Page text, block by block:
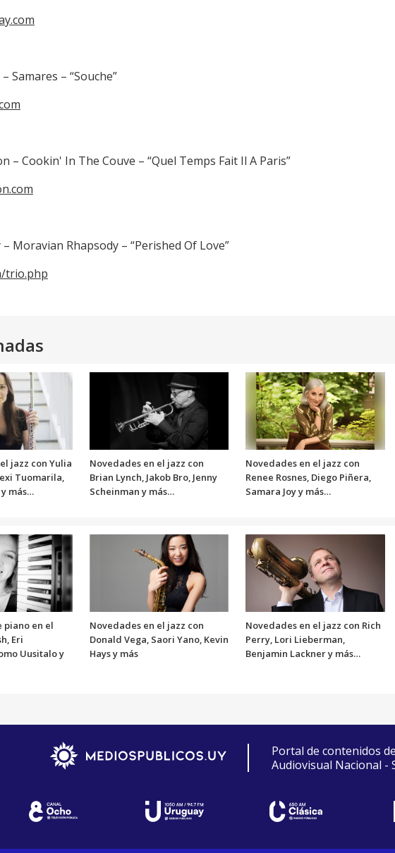
Samares – “Souche”
– Cookin' In The Couve – “Quel Temps Fait Il A Paris”
– Moravian Rhapsody – “Perished Of Love”
trio.php
jazz con Yulia
Tuomarila,
más…
Novedades en el jazz con
Brian Lynch, Jakob Bro, Jenny
Scheinman y más…
Novedades en el jazz con
Renee Rosnes, Diego Piñera,
Samara Joy y más…
piano en el
Eri
Uusitalo y
Novedades en el jazz con
Donald Vega, Saori Yano, Kevin
Hays y más
Novedades en el jazz con Rich
Perry, Lori Lieberman,
Benjamin Lackner y más…
Portal de contenidos
Audiovisual Nacional -